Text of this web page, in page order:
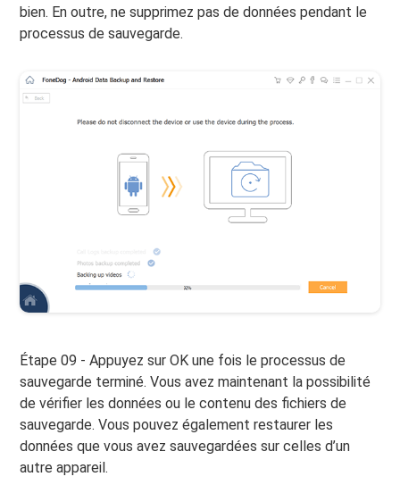
bien. En outre, ne supprimez pas de données pendant le
processus de sauvegarde.
Étape 09 - Appuyez sur OK une fois le processus de
sauvegarde terminé. Vous avez maintenant la possibilité
de vérifier les données ou le contenu des fichiers de
sauvegarde. Vous pouvez également restaurer les
données que vous avez sauvegardées sur celles d’un
autre appareil.